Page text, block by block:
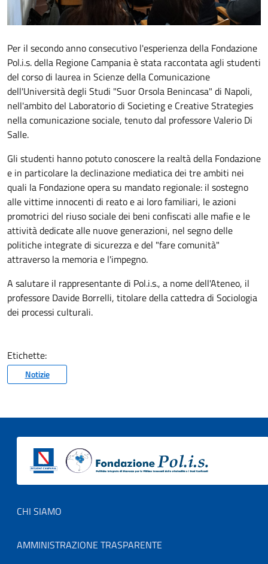
Per il secondo anno consecutivo l'esperienza della Fondazione
Pol.i.s. della Regione Campania è stata raccontata agli studenti
del corso di laurea in Scienze della Comunicazione
dell'Università degli Studi "Suor Orsola Benincasa" di Napoli,
nell'ambito del Laboratorio di Societing e Creative Strategies
nella comunicazione sociale, tenuto dal professore Valerio Di
Salle.
Gli studenti hanno potuto conoscere la realtà della Fondazione
e in particolare la declinazione mediatica dei tre ambiti nei
quali la Fondazione opera su mandato regionale: il sostegno
alle vittime innocenti di reato e ai loro familiari, le azioni
promotrici del riuso sociale dei beni confiscati alle mafie e le
attività dedicate alle nuove generazioni, nel segno delle
politiche integrate di sicurezza e del "fare comunità"
attraverso la memoria e l'impegno.
A salutare il rappresentante di Pol.i.s., a nome dell'Ateneo, il
professore Davide Borrelli, titolare della cattedra di Sociologia
dei processi culturali.
Etichette:
Notizie
Footer menu
CHI SIAMO
AMMINISTRAZIONE TRASPARENTE